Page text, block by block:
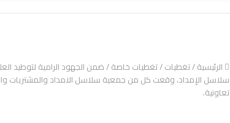
الرئيسية/تغطيات/تغطيات خاصة/ضمن الجهود الرامية لتوطيد
سلاسل الإمداد، وقعت كل من جمعية سلاسل الامداد والمشتريات
تعاونية.